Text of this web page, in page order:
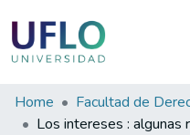
Communities
&
Home Facultad de